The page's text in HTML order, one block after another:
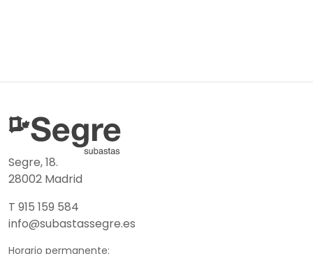
Segre, 18.
28002 Madrid
T 915 159 584
info@subastassegre.es
Horario permanente: